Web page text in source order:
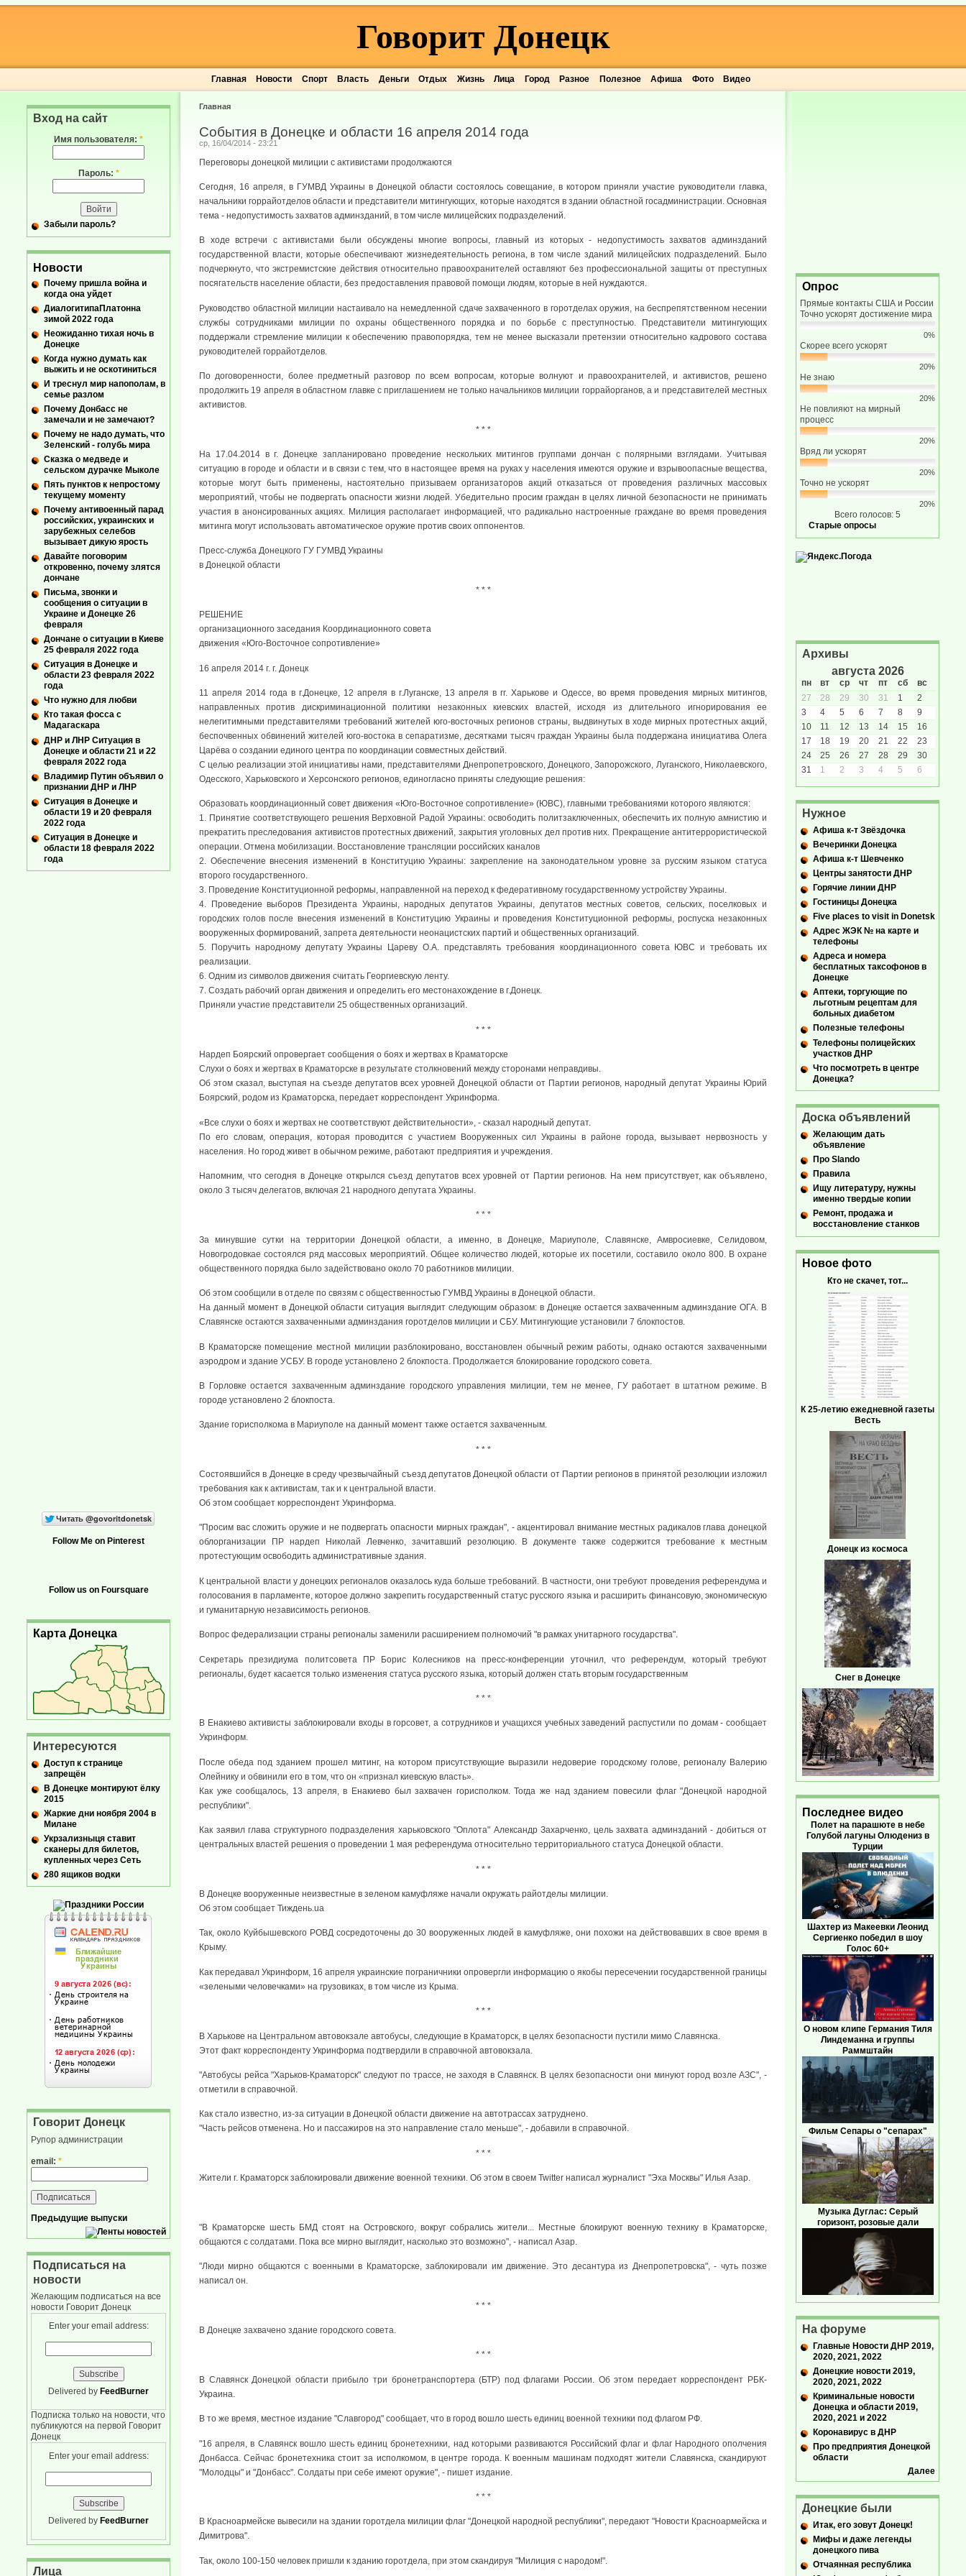
Главная Новости Спорт Власть Деньги Отдых Жизнь Лица Город Разное Полезное Афиша Фото Видео
Говорит Донецк
Главная
События в Донецке и области 16 апреля 2014 года
ср, 16/04/2014 - 23:21
Переговоры донецкой милиции с активистами продолжаются
Сегодня, 16 апреля, в ГУМВД Украины в Донецкой области состоялось совещание, в котором приняли участие руководители главка,
начальники горрайотделов области и представители митингующих, которые находятся в здании областной госадминистрации. Основная
тема - недопустимость захватов админзданий, в том числе милицейских подразделений.
В ходе встречи с активистами были обсуждены многие вопросы, главный из которых - недопустимость захватов админзданий
государственной власти, которые обеспечивают жизнедеятельность региона, в том числе зданий милицейских подразделений. Было
подчеркнуто, что экстремистские действия относительно правоохранителей оставляют без профессиональной защиты от преступных
посягательств население области, без предоставления правовой помощи людям, которые в ней нуждаются.
Руководство областной милиции настаивало на немедленной сдаче захваченного в горотделах оружия, на беспрепятственном несении
службы сотрудниками милиции по охраны общественного порядка и по борьбе с преступностью. Представители митингующих
поддержали стремление милиции к обеспечению правопорядка, тем не менее высказали претензии относительно кадрового состава
руководителей горрайотделов.
По договоренности, более предметный разговор по всем вопросам, которые волнуют и правоохранителей, и активистов, решено
продолжить 19 апреля в областном главке с приглашением не только начальников милиции горрайорганов, а и представителей местных
активистов.
* * *
На 17.04.2014 в г. Донецке запланировано проведение нескольких митингов группами дончан с полярными взглядами. Учитывая
ситуацию в городе и области и в связи с тем, что в настоящее время на руках у населения имеются оружие и взрывоопасные вещества,
которые могут быть применены, настоятельно призываем организаторов акций отказаться от проведения различных массовых
мероприятий, чтобы не подвергать опасности жизни людей. Убедительно просим граждан в целях личной безопасности не принимать
участия в анонсированных акциях. Милиция располагает информацией, что радикально настроенные граждане во время проведения
митинга могут использовать автоматическое оружие против своих оппонентов.
Пресс-служба Донецкого ГУ ГУМВД Украины
в Донецкой области
* * *
РЕШЕНИЕ
организационного заседания Координационного совета
движения «Юго-Восточное сопротивление»
16 апреля 2014 г. г. Донецк
11 апреля 2014 года в г.Донецке, 12 апреля в г.Луганске, 13 апреля в гг. Харькове и Одессе, во время проведения мирных митингов,
направленных против дискриминационной политики незаконных киевских властей, исходя из длительного игнорирования ее
нелегитимными представителями требований жителей юго-восточных регионов страны, выдвинутых в ходе мирных протестных акций,
беспочвенных обвинений жителей юго-востока в сепаратизме, десятками тысяч граждан Украины была поддержана инициатива Олега
Царёва о создании единого центра по координации совместных действий.
С целью реализации этой инициативы нами, представителями Днепропетровского, Донецкого, Запорожского, Луганского, Николаевского,
Одесского, Харьковского и Херсонского регионов, единогласно приняты следующие решения:
Образовать координационный совет движения «Юго-Восточное сопротивление» (ЮВС), главными требованиями которого являются:
1. Принятие соответствующего решения Верховной Радой Украины: освободить политзаключенных, обеспечить их полную амнистию и
прекратить преследования активистов протестных движений, закрытия уголовных дел против них. Прекращение антитеррористической
операции. Отмена мобилизации. Восстановление трансляции российских каналов
2. Обеспечение внесения изменений в Конституцию Украины: закрепление на законодательном уровне за русским языком статуса
второго государственного.
3. Проведение Конституционной реформы, направленной на переход к федеративному государственному устройству Украины.
4. Проведение выборов Президента Украины, народных депутатов Украины, депутатов местных советов, сельских, поселковых и
городских голов после внесения изменений в Конституцию Украины и проведения Конституционной реформы, роспуска незаконных
вооруженных формирований, запрета деятельности неонацистских партий и общественных организаций.
5. Поручить народному депутату Украины Цареву О.А. представлять требования координационного совета ЮВС и требовать их
реализации.
6. Одним из символов движения считать Георгиевскую ленту.
7. Создать рабочий орган движения и определить его местонахождение в г.Донецк.
Приняли участие представители 25 общественных организаций.
* * *
Нардеп Боярский опровергает сообщения о боях и жертвах в Краматорске
Слухи о боях и жертвах в Краматорске в результате столкновений между сторонами неправдивы.
Об этом сказал, выступая на съезде депутатов всех уровней Донецкой области от Партии регионов, народный депутат Украины Юрий
Боярский, родом из Краматорска, передает корреспондент Укринформа.
«Все слухи о боях и жертвах не соответствуют действительности», - сказал народный депутат.
По его словам, операция, которая проводится с участием Вооруженных сил Украины в районе города, вызывает нервозность у
населения. Но город живет в обычном режиме, работают предприятия и учреждения.
Напомним, что сегодня в Донецке открылся съезд депутатов всех уровней от Партии регионов. На нем присутствует, как объявлено,
около 3 тысяч делегатов, включая 21 народного депутата Украины.
* * *
За минувшие сутки на территории Донецкой области, а именно, в Донецке, Мариуполе, Славянске, Амвросиевке, Селидовом,
Новогродовкае состоялся ряд массовых мероприятий. Общее количество людей, которые их посетили, составило около 800. В охране
общественного порядка было задействовано около 70 работников милиции.
Об этом сообщили в отделе по связям с общественностью ГУМВД Украины в Донецкой области.
На данный момент в Донецкой области ситуация выглядит следующим образом: в Донецке остается захваченным админздание ОГА. В
Славянске остаются захваченными админздания горотделов милиции и СБУ. Митингующие установили 7 блокпостов.
В Краматорске помещение местной милиции разблокировано, восстановлен обычный режим работы, однако остаются захваченными
аэродром и здание УСБУ. В городе установлено 2 блокпоста. Продолжается блокирование городского совета.
В Горловке остается захваченным админздание городского управления милиции, тем не менее, ГУ работает в штатном режиме. В
городе установлено 2 блокпоста.
Здание горисполкома в Мариуполе на данный момент также остается захваченным.
* * *
Состоявшийся в Донецке в среду чрезвычайный съезд депутатов Донецкой области от Партии регионов в принятой резолюции изложил
требования как к активистам, так и к центральной власти.
Об этом сообщает корреспондент Укринформа.
"Просим вас сложить оружие и не подвергать опасности мирных граждан", - акцентировал внимание местных радикалов глава донецкой
облорганизации ПР нардеп Николай Левченко, зачитавший резолюцию. В документе также содержится требование к местным
протестующим освободить административные здания.
К центральной власти у донецких регионалов оказалось куда больше требований. В частности, они требуют проведения референдума и
голосования в парламенте, которое должно закрепить государственный статус русского языка и расширить финансовую, экономическую
и гуманитарную независимость регионов.
Вопрос федерализации страны регионалы заменили расширением полномочий "в рамках унитарного государства".
Секретарь президиума политсовета ПР Борис Колесников на пресс-конференции уточнил, что референдум, который требуют
регионалы, будет касается только изменения статуса русского языка, который должен стать вторым государственным
* * *
В Енакиево активисты заблокировали входы в горсовет, а сотрудников и учащихся учебных заведений распустили по домам - сообщает
Укринформ.
После обеда под зданием прошел митинг, на котором присутствующие выразили недоверие городскому голове, регионалу Валерию
Олейнику и обвинили его в том, что он «признал киевскую власть».
Как уже сообщалось, 13 апреля, в Енакиево был захвачен горисполком. Тогда же над зданием повесили флаг "Донецкой народной
республики".
Как заявил глава структурного подразделения харьковского "Оплота" Александр Захарченко, цель захвата админзданий - добиться от
центральных властей решения о проведении 1 мая референдума относительно территориального статуса Донецкой области.
* * *
В Донецке вооруженные неизвестные в зеленом камуфляже начали окружать райотделы милиции.
Об этом сообщает Тиждень.ua
Так, около Куйбышевского РОВД сосредоточены до 30 вооруженных людей в камуфляже, они похожи на действовавших в свое время в
Крыму.
Как передавал Укринформ, 16 апреля украинские пограничники опровергли информацию о якобы пересечении государственной границы
«зелеными человечками» на грузовиках, в том числе из Крыма.
* * *
В Харькове на Центральном автовокзале автобусы, следующие в Краматорск, в целях безопасности пустили мимо Славянска.
Этот факт корреспонденту Укринформа подтвердили в справочной автовокзала.
"Автобусы рейса "Харьков-Краматорск" следуют по трассе, не заходя в Славянск. В целях безопасности они минуют город возле АЗС", -
отметили в справочной.
Как стало известно, из-за ситуации в Донецкой области движение на автотрассах затруднено.
"Часть рейсов отменена. Но и пассажиров на это направление стало меньше", - добавили в справочной.
* * *
Жители г. Краматорск заблокировали движение военной техники. Об этом в своем Twitter написал журналист "Эха Москвы" Илья Азар.
"В Краматорске шесть БМД стоят на Островского, вокруг собрались жители... Местные блокируют военную технику в Краматорске,
общаются с солдатами. Пока все мирно выглядит, насколько это возможно", - написал Азар.
"Люди мирно общаются с военными в Краматорске, заблокировали им движение. Это десантура из Днепропетровска", - чуть позже
написал он.
* * *
В Донецке захвачено здание городского совета.
* * *
В Славянск Донецкой области прибыло три бронетранспортера (БТР) под флагами России. Об этом передает корреспондент РБК-
Украина.
В то же время, местное издание "Славгород" сообщает, что в город вошло шесть единиц военной техники под флагом РФ.
"16 апреля, в Славянск вошло шесть единиц бронетехники, над которыми развиваются Российский флаг и флаг Народного ополчения
Донбасса. Сейчас бронетехника стоит за исполкомом, в центре города. К военным машинам подходят жители Славянска, скандируют
"Молодцы" и "Донбасс". Солдаты при себе имеют оружие", - пишет издание.
* * *
В Красноармейске вывесили на здании горотдела милиции флаг "Донецкой народной республики", передают "Новости Красноармейска и
Димитрова".
Так, около 100-150 человек пришли к зданию горотдела, при этом скандируя "Милиция с народом!".
Вход на сайт
Имя пользователя: *
Пароль: *
Забыли пароль?
Новости
Почему пришла война и
когда она уйдет
ДиалогитипаПлатонна
зимой 2022 года
Неожиданно тихая ночь в
Донецке
Когда нужно думать как
выжить и не оскотиниться
И треснул мир напополам, в
семье разлом
Почему Донбасс не
замечали и не замечают?
Почему не надо думать, что
Зеленский - голубь мира
Сказка о медведе и
сельском дурачке Мыколе
Пять пунктов к непростому
текущему моменту
Почему антивоенный парад
российских, украинских и
зарубежных селебов
вызывает дикую ярость
Давайте поговорим
откровенно, почему злятся
дончане
Письма, звонки и
сообщения о ситуации в
Украине и Донецке 26
февраля
Дончане о ситуации в Киеве
25 февраля 2022 года
Ситуация в Донецке и
области 23 февраля 2022
года
Что нужно для любви
Кто такая фосса с
Мадагаскара
ДНР и ЛНР Ситуация в
Донецке и области 21 и 22
февраля 2022 года
Владимир Путин объявил о
признании ДНР и ЛНР
Ситуация в Донецке и
области 19 и 20 февраля
2022 года
Ситуация в Донецке и
области 18 февраля 2022
года
Follow Me on Pinterest
Follow us on Foursquare
Карта Донецка
Интересуются
Доступ к странице
запрещён
В Донецке монтируют ёлку
2015
Жаркие дни ноября 2004 в
Милане
Укрзализныця ставит
сканеры для билетов,
купленных через Сеть
280 ящиков водки
Говорит Донецк
Рупор администрации
email: *
Предыдущие выпуски
Подписаться на
новости
Желающим подписаться на все
новости Говорит Донецк
Enter your email address:
Delivered by FeedBurner
Подписка только на новости, что
публикуются на первой Говорит
Донецк
Enter your email address:
Delivered by FeedBurner
Лица
Опрос
Прямые контакты США и России
Точно ускорят достижение мира
0%
Скорее всего ускорят
20%
Не знаю
20%
Не повлияют на мирный
процесс
20%
Вряд ли ускорят
20%
Точно не ускорят
20%
Всего голосов: 5
Старые опросы
Архивы
августа 2026
пн вт ср чт пт сб
вс
27
28 29 30 31 1
2
3
4 5 6 7 8
9
10
11 12 13 14 15
16
17
18 19 20 21 22
23
24
25 26 27 28 29
30
31
1 2 3 4 5 6
Нужное
Афиша к-т Звёздочка
Вечеринки Донецка
Афиша к-т Шевченко
Центры занятости ДНР
Горячие линии ДНР
Гостиницы Донецка
Five places to visit in Donetsk
Адрес ЖЭК № на карте и
телефоны
Адреса и номера
бесплатных таксофонов в
Донецке
Аптеки, торгующие по
льготным рецептам для
больных диабетом
Полезные телефоны
Телефоны полицейских
участков ДНР
Что посмотреть в центре
Донецка?
Доска объявлений
Желающим дать
объявление
Про Slando
Правила
Ищу литературу, нужны
именно твердые копии
Ремонт, продажа и
восстановление станков
Новое фото
Кто не скачет, тот...
К 25-летию ежедневной газеты
Весть
Донецк из космоса
Снег в Донецке
Последнее видео
Полет на парашюте в небе
Голубой лагуны Олюдениз в
Турции
Шахтер из Макеевки Леонид
Сергиенко победил в шоу
Голос 60+
О новом клипе Германия Тиля
Линдеманна и группы
Раммштайн
Фильм Сепары о "сепарах"
Музыка Дуглас: Серый
горизонт, розовые дали
На форуме
Главные Новости ДНР 2019,
2020, 2021, 2022
Донецкие новости 2019,
2020, 2021, 2022
Криминальные новости
Донецка и области 2019,
2020, 2021 и 2022
Коронавирус в ДНР
Про предприятия Донецкой
области
Далее
Донецкие были
Итак, его зовут Донецк!
Мифы и даже легенды
донецкого пива
Отчаянная республика